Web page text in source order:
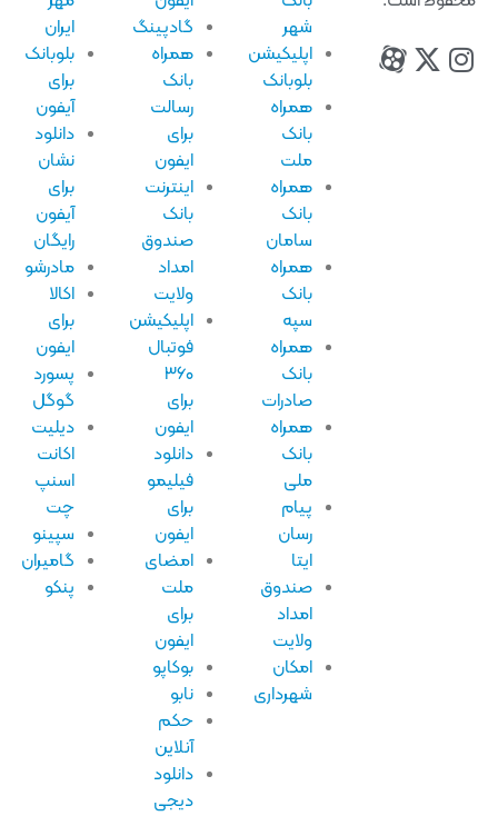
اپلیکیشن
بلوبانک
همراه
همراه
سامان
همراه
همراه
صادرات
همراه
پیام
رسان
صندوق
امداد
ولایت
امکان
شهرداری
گادپینگ
همراه
رسالت
ایفون
اینترنت
صندوق
امداد
ولایت
اپلیکیشن
فوتبال
ایفون
دانلود
فیلیمو
ایفون
امضای
ایفون
بوکاپو
نابو
حکم
آنلاین
دانلود
دیجی
بلوبانک
آیفون
دانلود
نشان
آیفون
رایگان
مادرشو
اکالا
ایفون
پسورد
گوگل
دیلیت
اکانت
اسنپ
سپینو
گامیران
پنکو